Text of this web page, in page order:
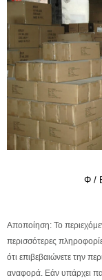
Φ /
Αποποίηση: Το
περισσότερες
ότι επιβεβαιώνετε την
αναφορά. Εάν υπάρχει